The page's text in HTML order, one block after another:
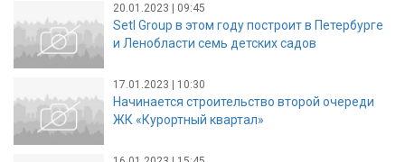
20.01.2023 | 09:45
Setl Group в этом году построит в Петербурге
и Ленобласти семь детских садов
17.01.2023 | 10:30
Начинается строительство второй очереди
ЖК «Курортный квартал»